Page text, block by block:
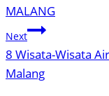
MALANG
Next
8 Wisata-Wisata
Malang